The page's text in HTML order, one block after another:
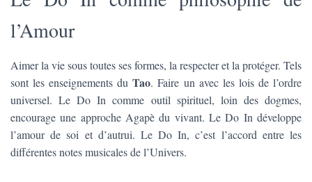
l’Amour
Aimer la vie sous toutes ses formes, la respecter et la protéger. Tels
sont les enseignements duTao. Faire un avec les lois de l’ordre
universel. Le Do In comme outil spirituel, loin des dogmes,
encourage une approche Agapè du vivant. Le Do In développe
l’amour de soi et d’autrui. Le Do In, c’est l’accord entre les
différentes notes musicales de l’Univers.